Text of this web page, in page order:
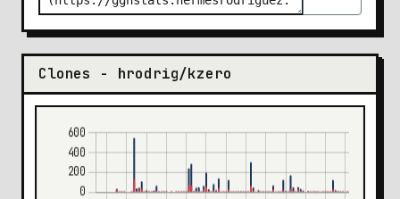
Clones - hrodrig/kzero